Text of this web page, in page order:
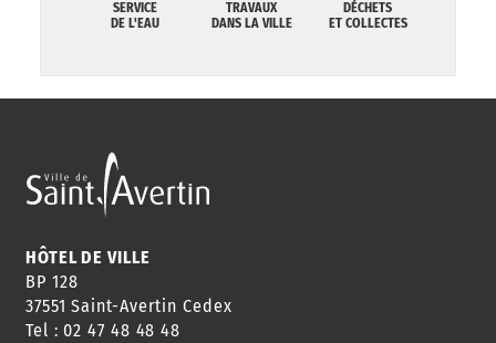
SERVICE
DE L'EAU
TRAVAUX
DANS LA VILLE
DÉCHETS
ET COLLECTES
HÔTEL DE VILLE
BP 128
37551 Saint-Avertin Cedex
Tel : 02 47 48 48 48